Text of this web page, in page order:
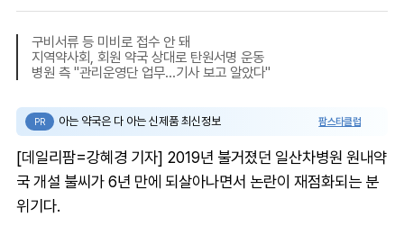
구비서류 등 미비로 접수 안 돼
지역약사회, 회원 약국 상대로 탄원서명 운동
병원 측 "관리운영단 업무…기사 보고 알았다"
PR 아는 약국은 다 아는 신제품 최신정보 팜스타클럽
[데일리팜=강혜경 기자] 2019년 불거졌던 일산차병원 원내약
국 개설 불씨가 6년 만에 되살아나면서 논란이 재점화되는 분
위기다.